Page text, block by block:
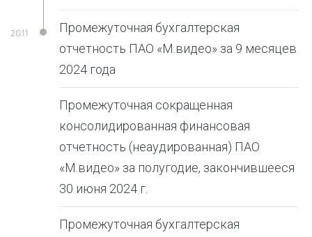
Промежуточная бухгалтерская
отчетность ПАО «М.видео» за 9 месяцев
2024 года
Промежуточная сокращенная
консолидированная финансовая
отчетность (неаудированная) ПАО
«М.видео» за полугодие, закончившееся
30 июня 2024 г.
Промежуточная бухгалтерская